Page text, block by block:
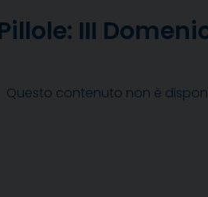
III
Questo contenuto non è